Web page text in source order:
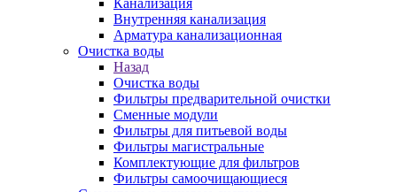
Канализация
Внутренняя канализация
Арматура канализационная
Очистка воды
Назад
Очистка воды
Фильтры предварительной очистки
Сменные модули
Фильтры для питьевой воды
Фильтры магистральные
Комплектующие для фильтров
Фильтры самоочищающиеся